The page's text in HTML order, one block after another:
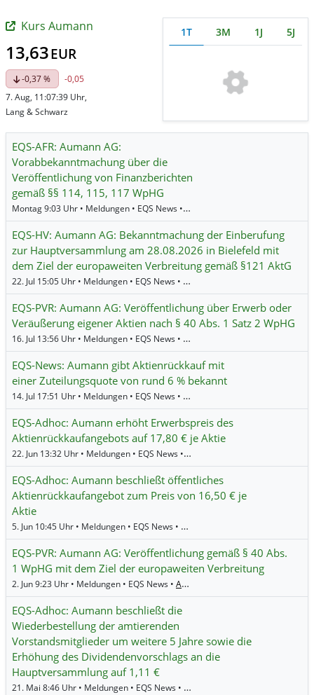
Kurs Aumann
13,63EUR
-0,37 %
-0,05
7. Aug, 11:07:39 Uhr,
Lang & Schwarz
1T 3M 1J 5J
EQS-AFR: Aumann AG:
Vorabbekanntmachung über die
Veröffentlichung von Finanzberichten
gemäß §§ 114, 115, 117 WpHG
Montag 9:03 Uhr • Meldungen • EQS News •Aumann
EQS-HV: Aumann AG: Bekanntmachung der Einberufung
zur Hauptversammlung am 28.08.2026 in Bielefeld mit
dem Ziel der europaweiten Verbreitung gemäß §121 AktG
22. Jul 15:05 Uhr • Meldungen • EQS News •
Aumann
EQS-PVR: Aumann AG: Veröffentlichung über Erwerb oder
Veräußerung eigener Aktien nach § 40 Abs. 1 Satz 2 WpHG
16. Jul 13:56 Uhr • Meldungen • EQS News •
Aumann
EQS-News: Aumann gibt Aktienrückkauf mit
einer Zuteilungsquote von rund 6 % bekannt
14. Jul 17:51 Uhr • Meldungen • EQS News •
Aumann
EQS-Adhoc: Aumann erhöht Erwerbspreis des
Aktienrückkaufangebots auf 17,80 € je Aktie
22. Jun 13:32 Uhr • Meldungen • EQS News •Aumann
EQS-Adhoc: Aumann beschließt öffentliches
Aktienrückkaufangebot zum Preis von 16,50 € je
Aktie
5. Jun 10:45 Uhr • Meldungen • EQS News •
Aumann
EQS-PVR: Aumann AG: Veröffentlichung gemäß § 40 Abs.
1 WpHG mit dem Ziel der europaweiten Verbreitung
2. Jun 9:23 Uhr • Meldungen • EQS News • Aumann
EQS-Adhoc: Aumann beschließt die
Wiederbestellung der amtierenden
Vorstandsmitglieder um weitere 5 Jahre sowie die
Erhöhung des Dividendenvorschlags an die
Hauptversammlung auf 1,11 €
21. Mai 8:46 Uhr • Meldungen • EQS News •
Aumann